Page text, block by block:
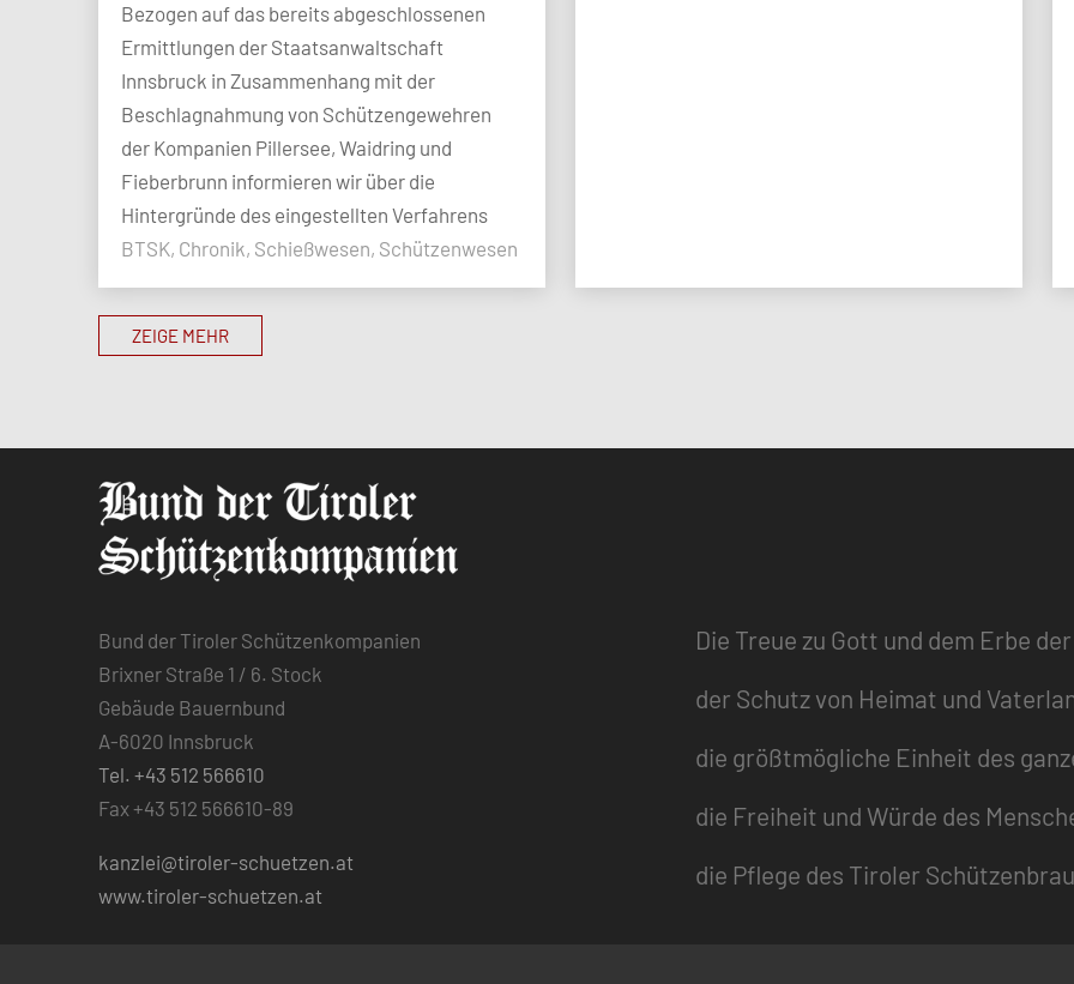
Bezogen auf das bereits abgeschlossenen
Ermittlungen der Staatsanwaltschaft
Innsbruck in Zusammenhang mit der
Beschlagnahmung von Schützengewehren
der Kompanien Pillersee, Waidring und
Fieberbrunn informieren wir über die
Hintergründe des eingestellten Verfahrens
BTSK, Chronik, Schießwesen, Schützenwesen
ZEIGE MEHR
Bund der Tiroler Schützenkompanien
Brixner Straße 1 / 6. Stock
Gebäude Bauernbund
A-6020 Innsbruck
Tel. +43 512 566610
Fax +43 512 566610-89
kanzlei@tiroler-schuetzen.at
www.tiroler-schuetzen.at
Die Treue zu Gott und dem Erbe
der Schutz von Heimat und
die größtmögliche Einheit des
die Freiheit und Würde des
die Pflege des Tiroler